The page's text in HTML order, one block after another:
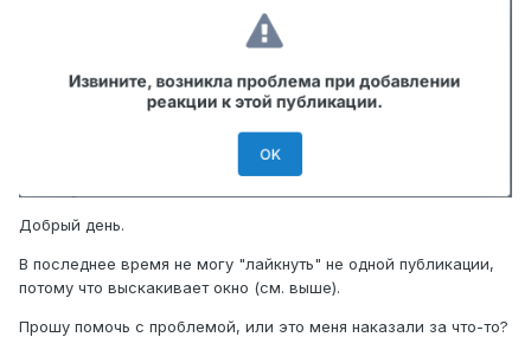
Добрый день.
В последнее время не могу "лайкнуть" не одной публикации,
потому что выскакивает окно (см. выше).
Прошу помочь с проблемой, или это меня наказали за что-то?